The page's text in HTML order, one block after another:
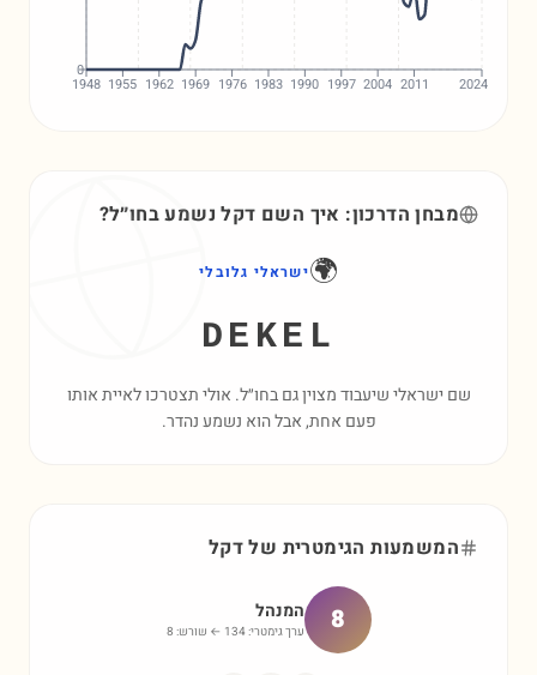
1948 1955 1962 1969 1976 1983 1990 1997 2004 2011 2024
0
מבחן הדרכון: איך השם דקלנשמע בחו״ל?
🌍ישראלי גלובלי
DEKEL
שם ישראלי שיעבוד מצוין גם בחו״ל. אולי תצטרכו לאיית אותו
פעם אחת, אבל הוא נשמע נהדר.
המשמעות הגימטרית שלדקל
8 המנהל
ערך גימטרי: 134 ← שורש: 8